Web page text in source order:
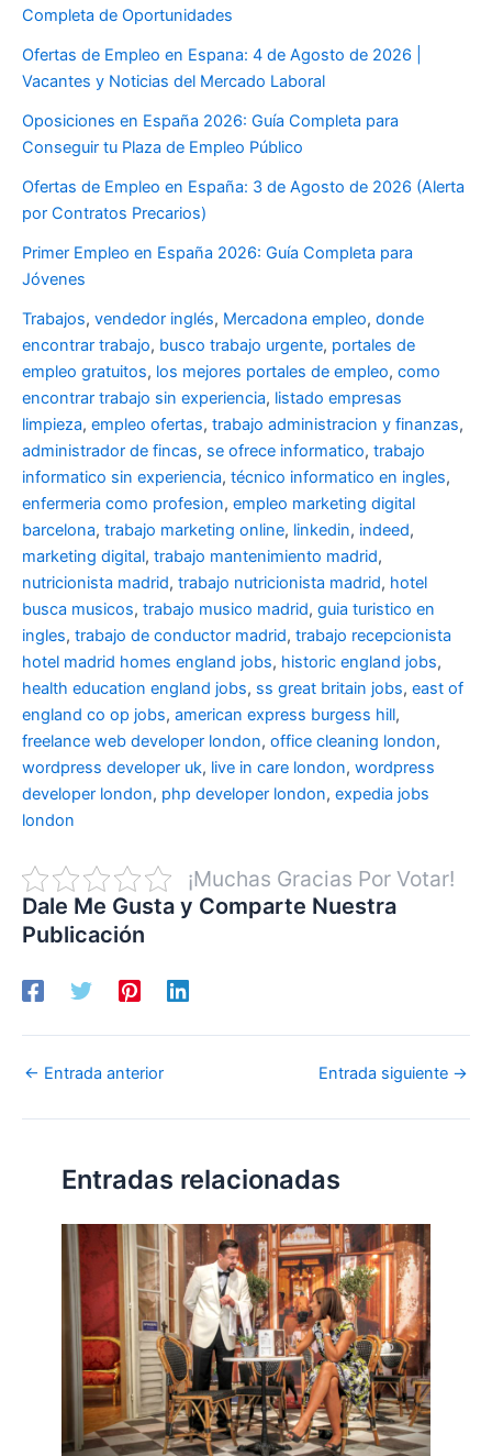
Completa de Oportunidades
Ofertas de Empleo en Espana: 4 de Agosto de 2026 |
Vacantes y Noticias del Mercado Laboral
Oposiciones en España 2026: Guía Completa para
Conseguir tu Plaza de Empleo Público
Ofertas de Empleo en España: 3 de Agosto de 2026 (Alerta
por Contratos Precarios)
Primer Empleo en España 2026: Guía Completa para
Jóvenes
Trabajos, vendedor inglés, Mercadona empleo, donde
encontrar trabajo, busco trabajo urgente, portales de
empleo gratuitos, los mejores portales de empleo, como
encontrar trabajo sin experiencia, listado empresas
limpieza, empleo ofertas, trabajo administracion y finanzas,
administrador de fincas, se ofrece informatico, trabajo
informatico sin experiencia, técnico informatico en ingles,
enfermeria como profesion, empleo marketing digital
barcelona, trabajo marketing online, linkedin, indeed,
marketing digital, trabajo mantenimiento madrid,
nutricionista madrid, trabajo nutricionista madrid, hotel
busca musicos, trabajo musico madrid, guia turistico en
ingles, trabajo de conductor madrid, trabajo recepcionista
hotel madrid homes england jobs, historic england jobs,
health education england jobs, ss great britain jobs, east of
england co op jobs, american express burgess hill,
freelance web developer london, office cleaning london,
wordpress developer uk, live in care london, wordpress
developer london, php developer london, expedia jobs
london
¡Muchas Gracias Por Votar!
Dale Me Gusta y Comparte Nuestra
Publicación
← Entrada anterior Entrada siguiente →
Entradas relacionadas